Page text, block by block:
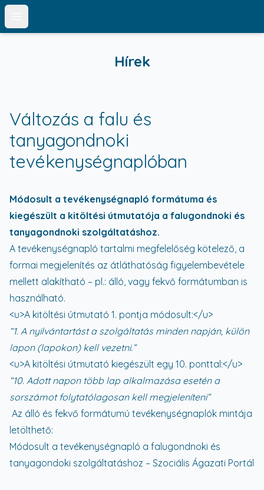
Open main menu
Hírek
Változás a falu és
tanyagondnoki
tevékenységnaplóban
Módosult a tevékenységnapló formátuma és
kiegészült a kitöltési útmutatója a falugondnoki és
tanyagondnoki szolgáltatáshoz.
A tevékenységnapló tartalmi megfelelőség kötelező, a
formai megjelenítés az átláthatóság figyelembevétele
mellett alakítható – pl.: álló, vagy fekvő formátumban is
használható.
<u>A kitöltési útmutató 1. pontja módosult:</u>
“1. A nyilvántartást a szolgáltatás minden napján, külön
lapon (lapokon) kell vezetni.”
<u>A kitöltési útmutató kiegészült egy 10. ponttal:</u>
“10. Adott napon több lap alkalmazása esetén a
sorszámot folytatólagosan kell megjeleníteni”
Az álló és fekvő formátumú tevékenységnaplók mintája
letölthető:
Módosult a tevékenységnapló a falugondnoki és
tanyagondoki szolgáltatáshoz – Szociális Ágazati Portál